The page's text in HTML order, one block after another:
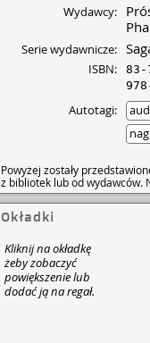
Wydawcy:
Serie wydawnicze:
ISBN: 83-
Autotagi:
Powyżej zostały
z bibliotek lub od wydawców.
Okładki
Kliknij na okładkę
żeby zobaczyć
powiększenie lub
dodać ją na regał.